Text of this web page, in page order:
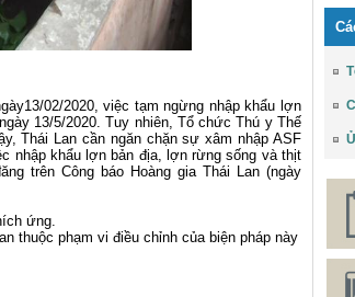
02/2020, việc tạm ngừng nhập khẩu lợn
13/5/2020. Tuy nhiên, Tổ chức Thú y Thế
Thái Lan cần ngăn chặn sự xâm nhập ASF
nhập khẩu lợn bản địa, lợn rừng sống và thịt
trên Công báo Hoàng gia Thái Lan (ngày
ứng.
thuộc phạm vi điều chỉnh của biện pháp này